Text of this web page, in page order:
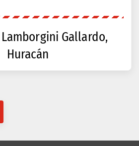
Gallardo,
Huracán